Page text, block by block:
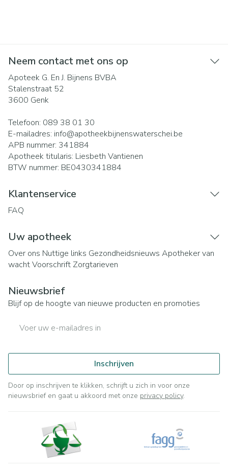
Neem contact met ons op
Apoteek G. En J. Bijnens BVBA
Stalenstraat 52
3600 Genk
Telefoon: 089 38 01 30
E-mailadres: info@apotheekbijnenswaterschei.be
APB nummer: 341884
Apotheek titularis: Liesbeth Vantienen
BTW nummer: BE0430341884
Klantenservice
FAQ
Uw apotheek
Over ons Nuttige links Gezondheidsnieuws Apotheker van
wachtVoorschrift Zorgtarieven
Nieuwsbrief
Blijf op de hoogte van nieuwe producten en promoties
Inschrijven
Door op inschrijven te klikken, schrijft u zich in voor onze
nieuwsbrief en gaat u akkoord met onze privacy policy.